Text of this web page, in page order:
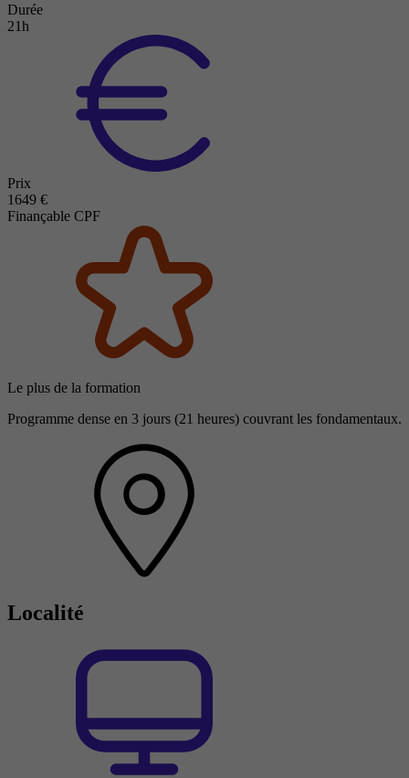
Durée
21h
Prix
1649 €
Finançable CPF
Le plus de la formation
Programme dense en 3 jours (21 heures) couvrant les fondamentaux.
Localité